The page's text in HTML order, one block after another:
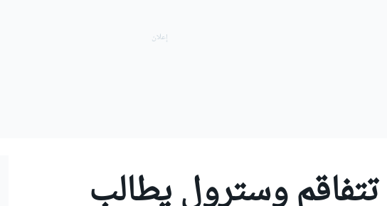
تتفاقم وسترول يطالب